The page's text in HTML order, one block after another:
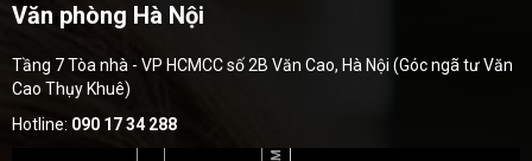
Văn phòng Hà Nội
Tầng 7 Tòa nhà - VP HCMCC số 2B Văn Cao, Hà Nội (Góc ngã tư Văn
Cao Thụy Khuê)
Hotline: 090 17 34 288